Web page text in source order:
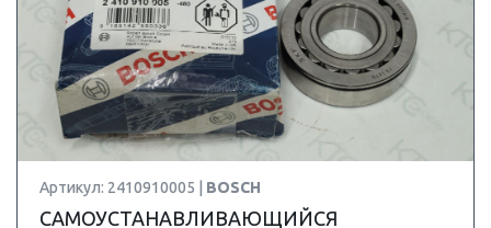
Артикул: 2410910005 | BOSCH
САМОУСТАНАВЛИВАЮЩИЙСЯ